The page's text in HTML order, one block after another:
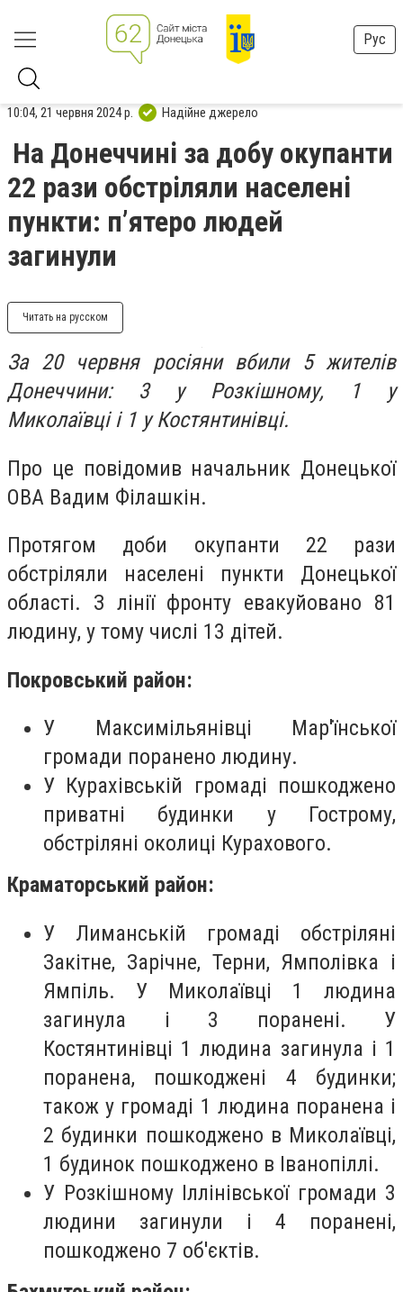
Рус
10:04, 21 червня 2024 р. Надійне джерело
На Донеччині за добу окупанти
22 рази обстріляли населені
пункти: пʼятеро людей
загинули
Читать на русском
За 20 червня росіяни вбили 5 жителів
Донеччини: 3 у Розкішному, 1 у
Миколаївці і 1 у Костянтинівці.
Про це повідомив начальник Донецької
ОВА Вадим Філашкін.
Протягом доби окупанти 22 рази
обстріляли населені пункти Донецької
області. З лінії фронту евакуйовано 81
людину, у тому числі 13 дітей.
Покровський район:
У Максимільянівці Мар'їнської
громади поранено людину.
У Курахівській громаді пошкоджено
приватні будинки у Гострому,
обстріляні околиці Курахового.
Краматорський район:
У Лиманській громаді обстріляні
Закітне, Зарічне, Терни, Ямполівка і
Ямпіль. У Миколаївці 1 людина
загинула і 3 поранені. У
Костянтинівці 1 людина загинула і 1
поранена, пошкоджені 4 будинки;
також у громаді 1 людина поранена і
2 будинки пошкоджено в Миколаївці,
1 будинок пошкоджено в Іванопіллі.
У Розкішному Іллінівської громади 3
людини загинули і 4 поранені,
пошкоджено 7 об'єктів.